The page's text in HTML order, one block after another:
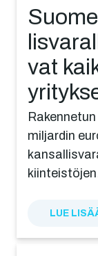
vat
miljardin
LUE